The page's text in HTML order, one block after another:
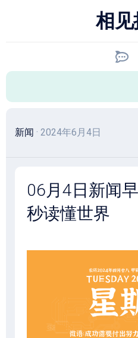
相
新闻 · 2024年6月4日
06月4日新闻
秒读懂世界